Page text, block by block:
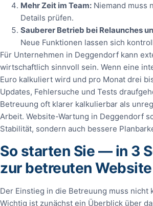
Mehr Zeit im Team: Niemand muss
Details prüfen.
Sauberer Betrieb bei Relaunches
Neue Funktionen lassen sich
Für Unternehmen in Deggendorf kann
wirtschaftlich sinnvoll sein. Wenn eine
Euro kalkuliert wird und pro Monat drei
Updates, Fehlersuche und Tests
Betreuung oft klarer kalkulierbar als
Arbeit. Website-Wartung in Deggendorf
Stabilität, sondern auch bessere
So starten Sie — in 3
zur betreuten Website
Der Einstieg in die Betreuung muss nicht
Wichtig ist zunächst ein Überblick über